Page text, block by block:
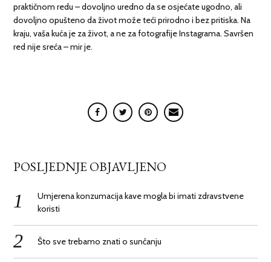
praktičnom redu – dovoljno uredno da se osjećate ugodno, ali
dovoljno opušteno da život može teći prirodno i bez pritiska. Na
kraju, vaša kuća je za život, a ne za fotografije Instagrama. Savršen
red nije sreća – mir je.
POSLJEDNJE OBJAVLJENO
Umjerena konzumacija kave mogla bi imati zdravstvene
koristi
Što sve trebamo znati o sunčanju